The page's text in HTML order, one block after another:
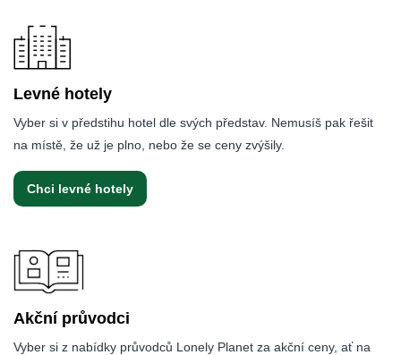
Levné hotely
Vyber si v předstihu hotel dle svých představ. Nemusíš pak řešit
na místě, že už je plno, nebo že se ceny zvýšily.
Chci levné hotely
Akční průvodci
Vyber si z nabídky průvodců Lonely Planet za akční ceny, ať na